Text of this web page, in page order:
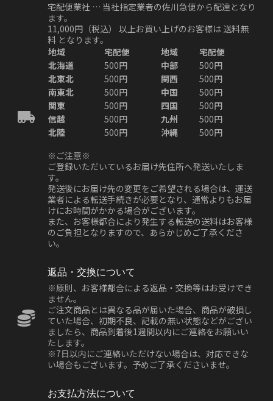
宅配便業社 … 当社指定業者の佐川急便から配達となり
ます。
11,000円（税込）
以上お買い上げのお客様は 送料無
料 となります。
地域
宅配便 地域
宅配便
北海道
500円 中部
500円
北東北
500円 関西
500円
南東北
500円 中国
500円
関東
500円 四国
500円
信越
500円 九州
500円
北陸
500円 沖縄
500円
※ご注意※
ご登録いただいているお届け先住所へ発送いたしま
す。
発送後にお届け先の変更をご希望される場合は、運送
業者による転送手続きが必要となり、通常よりもお届
けにお時間がかかる場合がございます。
また、お客様都合により発生する転送の送料はお客様
のご負担となりますので、あらかじめご了承くださ
い。
返品・交換について
※原則、お客様都合による返品・交換等はお受けでき
ません。
ご注文商品とは異なる品が届いた場合、商品が破損し
ていた場合、初期不良、記載の無い状態などがござい
ましたら、商品到着後1週間以内にご連絡をお願いい
たします。
※7日以内にご連絡いただけない場合は、対応できな
い場合もございます。予めご了承くださいませ。
お支払方法について